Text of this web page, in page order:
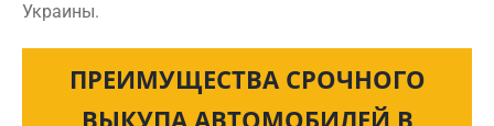
Украины.
ПРЕИМУЩЕСТВА СРОЧНОГО
ВЫКУПА АВТОМОБИЛЕЙ В